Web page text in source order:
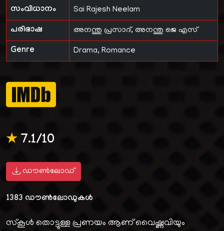
സംവിധാനം Sai Rajesh Neelam
പരിഭാഷ അനന്തു പ്രസാദ്, അനന്തു ജെ എസ്
Genre Drama, Romance
★7.1/10
ഡൗൺലോഡ്
1383 ഡൗൺലോഡുകൾ
സ്കൂൾ തൊട്ടുള്ള പ്രണയം ആണ് വൈഷ്ണവിയും